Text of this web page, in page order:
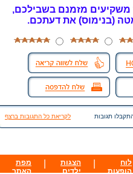
משקיעים מזמנם בשבילכם,
(בנימוס) את דעתכם.
תגובות לקריאת כל התגובות ברצף
לוח
הופעות
הצגות
ילדים
מפת
האתר